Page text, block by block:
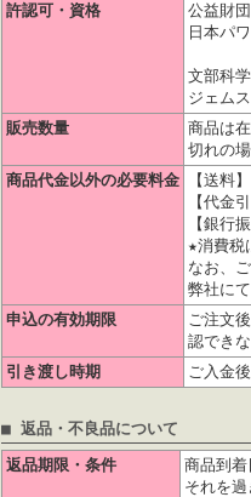
許認可・資格
公益財
日本パ
文部科
ジェム
販売数量
商品は
切れの
商品代金以外の必要料金
【送
【代金
【銀行
★消費税
なお、
弊社に
申込の有効期限
ご注文
認でき
引き渡し時期
ご入金
■ 返品・不良品について
返品期限・条件
商品到
それを